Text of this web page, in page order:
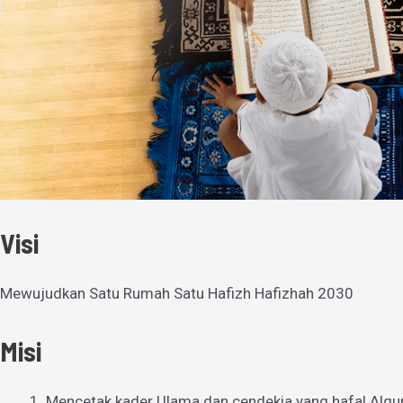
Visi
Mewujudkan Satu Rumah Satu Hafizh Hafizhah 2030
Misi